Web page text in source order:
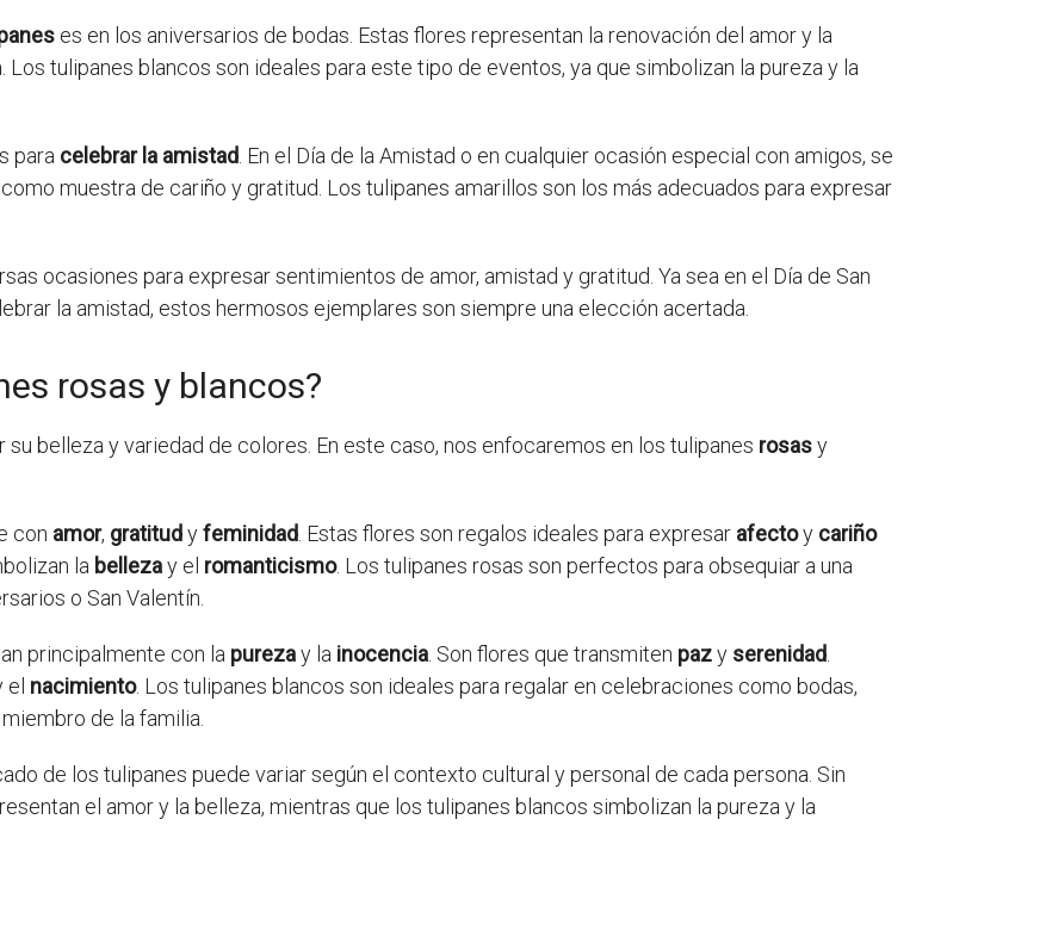
es en los aniversarios de bodas. Estas flores representan la renovación del amor y la
Los tulipanes blancos son ideales para este tipo de eventos, ya que simbolizan la pureza y la
para celebrar la amistad . En el Día de la Amistad o en cualquier ocasión especial con amigos, se
muestra de cariño y gratitud. Los tulipanes amarillos son los más adecuados para expresar
ocasiones para expresar sentimientos de amor, amistad y gratitud. Ya sea en el Día de San
la amistad, estos hermosos ejemplares son siempre una elección acertada.
rosas y blancos?
su belleza y variedad de colores. En este caso, nos enfocaremos en los tulipanes rosasy
con amor, gratitudyfeminidad . Estas flores son regalos ideales para expresar afectoy cariño
la bellezay el romanticismo. Los tulipanes rosas son perfectos para obsequiar a una
o San Valentín.
principalmente con la purezay la inocencia . Son flores que transmiten pazy serenidad
el nacimiento. Los tulipanes blancos son ideales para regalar en celebraciones como bodas,
de la familia.
de los tulipanes puede variar según el contexto cultural y personal de cada persona. Sin
el amor y la belleza, mientras que los tulipanes blancos simbolizan la pureza y la